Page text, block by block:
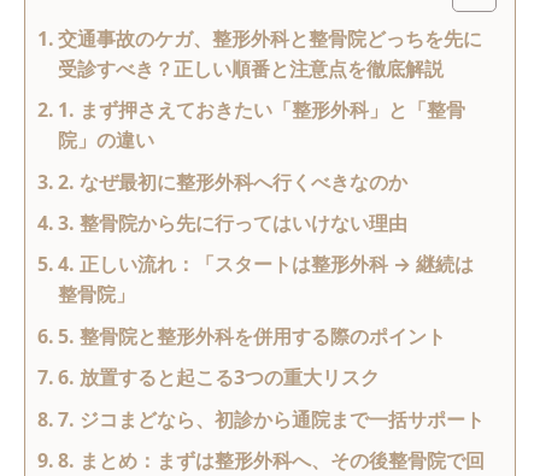
交通事故のケガ、整形外科と整骨院どっちを先に
受診すべき？正しい順番と注意点を徹底解説
1. まず押さえておきたい「整形外科」と「整骨
院」の違い
2. なぜ最初に整形外科へ行くべきなのか
3. 整骨院から先に行ってはいけない理由
4. 正しい流れ：「スタートは整形外科 → 継続は
整骨院」
5. 整骨院と整形外科を併用する際のポイント
6. 放置すると起こる3つの重大リスク
7. ジコまどなら、初診から通院まで一括サポート
8. まとめ：まずは整形外科へ、その後整骨院で回